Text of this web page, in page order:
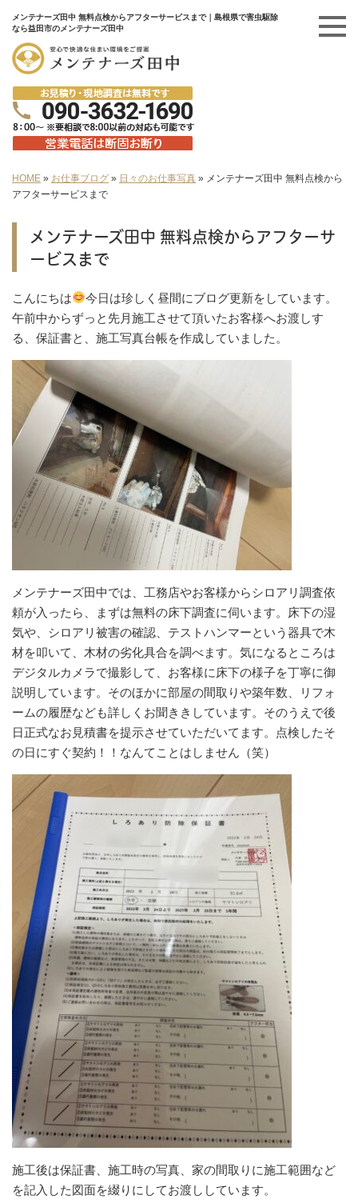
メンテナーズ田中 無料点検からアフターサービスまで｜島根県で害虫駆除
なら益田市のメンテナーズ田中
HOME » お仕事ブログ » 日々のお仕事写真 » メンテナーズ田中 無料点検から
アフターサービスまで
メンテナーズ田中 無料点検からアフターサ
ービスまで
こんにちは
今日は珍しく昼間にブログ更新をしています。
午前中からずっと先月施工させて頂いたお客様へお渡しす
る、保証書と、施工写真台帳を作成していました。
メンテナーズ田中では、工務店やお客様からシロアリ調査依
頼が入ったら、まずは無料の床下調査に伺います。床下の湿
気や、シロアリ被害の確認、テストハンマーという器具で木
材を叩いて、木材の劣化具合を調べます。気になるところは
デジタルカメラで撮影して、お客様に床下の様子を丁寧に御
説明しています。そのほかに部屋の間取りや築年数、リフォ
ームの履歴なども詳しくお聞ききしています。そのうえで後
日正式なお見積書を提示させていただいてます。点検したそ
の日にすぐ契約！！なんてことはしません（笑）
施工後は保証書、施工時の写真、家の間取りに施工範囲など
を記入した図面を綴りにしてお渡ししています。